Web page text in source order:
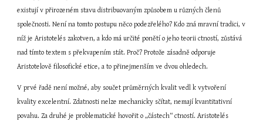
existují v přirozeném stavu distribuovaným způsobem u různých členů
společnosti. Není na tomto postupu něco podezřelého? Kdo zná mravní tradici, v
níž je Aristotelés zakotven, a kdo má určité ponětí o jeho teorii ctností, zůstává
nad tímto textem s překvapením stát. Proč? Protože zásadně odporuje
Aristotelově filosofické etice, a to přinejmenším ve dvou ohledech.
V prvé řadě není možné, aby součet průměrných kvalit vedl k vytvoření
kvality excelentní. Zdatnosti nelze mechanicky sčítat, nemají kvantitativní
povahu. Za druhé je problematické hovořit o „částech“ ctností. Aristotelés